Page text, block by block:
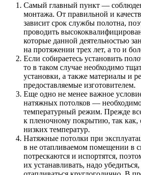
Самый главный пункт —
монтажа. От правильной и
зависит срок службы полотна,
проводить
которые данной деятельностью
на протяжении трех лет, а то и
Если собираетесь установить
то в таком случае необходимо
установки, а также материалы и
предоставляемые изготовителем.
Еще одно не менее важное
натяжных потолков —
температурный режим. Прежде
к пленочному покрытию, так как,
низких температур.
Натяжные потолки при
в не отапливаемом помещении в
потрескаются и испортятся,
их устанавливать, надо